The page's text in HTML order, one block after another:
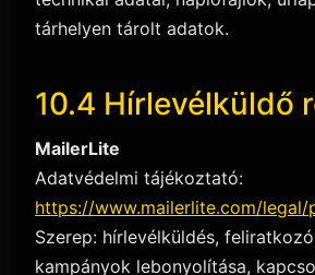
tárhelyen tárolt adatok.
10.4 Hírlevélküldő
MailerLite
Adatvédelmi tájékoztató:
https://www.mailerlite.com/
Szerep: hírlevélküldés,
kampányok lebonyolítása,